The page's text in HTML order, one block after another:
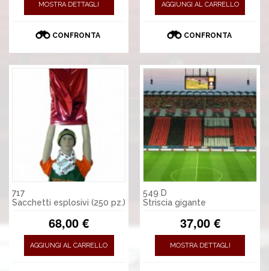
MOSTRA DETTAGLI
CONFRONTA
AGGIUNGI AL CARRELLO
CONFRONTA
717
Sacchetti esplosivi (250 pz.)
68,00 €
AGGIUNGI AL CARRELLO
549 D
Striscia gigante
37,00 €
MOSTRA DETTAGLI